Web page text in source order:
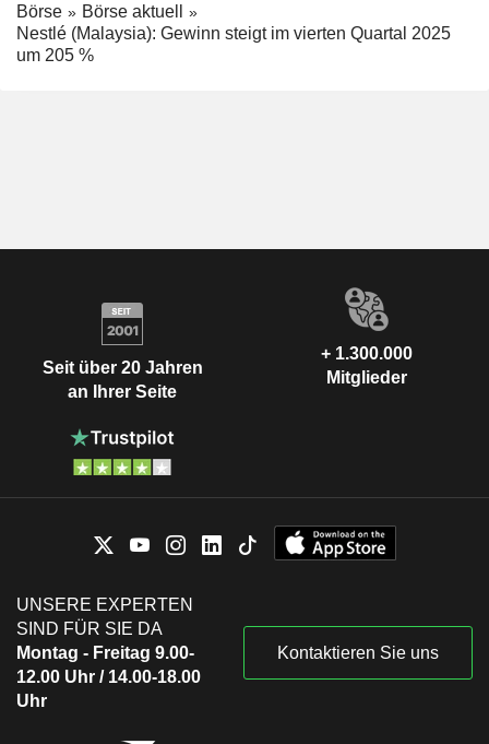
Börse
Börse aktuell
Nestlé (Malaysia): Gewinn steigt im vierten Quartal 2025
um 205 %
Seit über 20 Jahren
an Ihrer Seite
+ 1.300.000
Mitglieder
UNSERE EXPERTEN
SIND FÜR SIE DA
Montag - Freitag 9.00-
12.00 Uhr / 14.00-18.00
Uhr
Kontaktieren Sie uns